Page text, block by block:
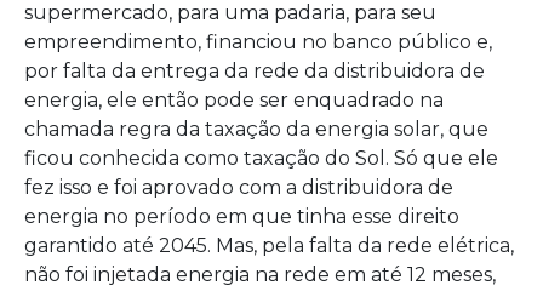
supermercado, para uma padaria, para seu
empreendimento, financiou no banco público e,
por falta da entrega da rede da distribuidora de
energia, ele então pode ser enquadrado na
chamada regra da taxação da energia solar, que
ficou conhecida como taxação do Sol. Só que ele
fez isso e foi aprovado com a distribuidora de
energia no período em que tinha esse direito
garantido até 2045. Mas, pela falta da rede elétrica,
não foi injetada energia na rede em até 12 meses,